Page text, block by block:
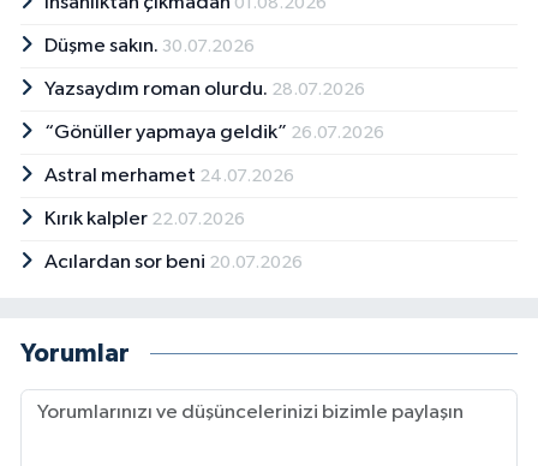
Düşme sakın. 30.07.2026
Yazsaydım roman olurdu. 28.07.2026
“Gönüller yapmaya geldik” 26.07.2026
Astral merhamet 24.07.2026
Kırık kalpler 22.07.2026
Acılardan sor beni 20.07.2026
Yorumlar